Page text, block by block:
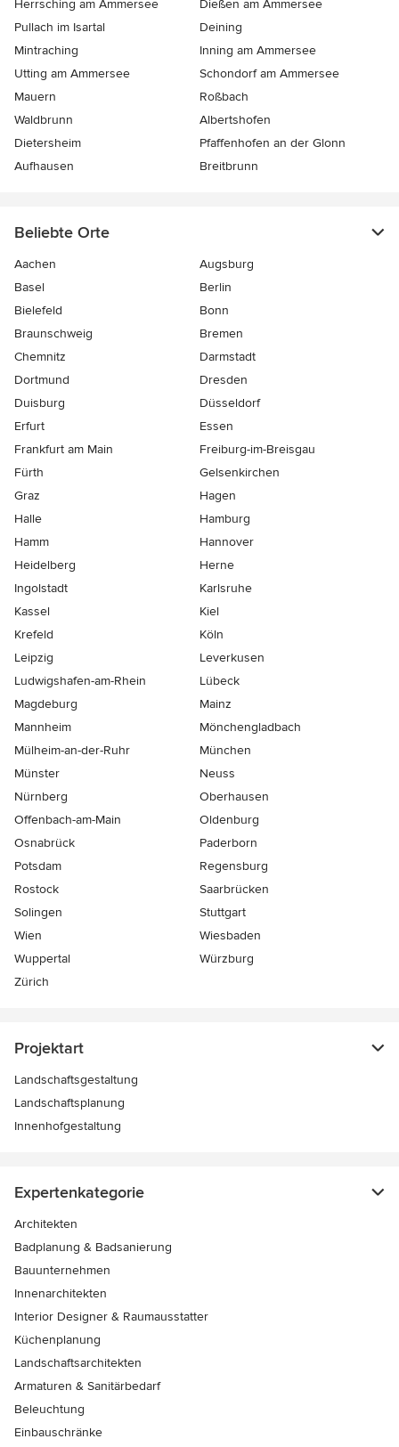
Herrsching am Ammersee
Dießen am Ammersee
Pullach im Isartal
Deining
Mintraching
Inning am Ammersee
Utting am Ammersee
Schondorf am Ammersee
Mauern
Roßbach
Waldbrunn
Albertshofen
Dietersheim
Pfaffenhofen an der Glonn
Aufhausen
Breitbrunn
Beliebte Orte
Aachen
Augsburg
Basel
Berlin
Bielefeld
Bonn
Braunschweig
Bremen
Chemnitz
Darmstadt
Dortmund
Dresden
Duisburg
Düsseldorf
Erfurt
Essen
Frankfurt am Main
Freiburg-im-Breisgau
Fürth
Gelsenkirchen
Graz
Hagen
Halle
Hamburg
Hamm
Hannover
Heidelberg
Herne
Ingolstadt
Karlsruhe
Kassel
Kiel
Krefeld
Köln
Leipzig
Leverkusen
Ludwigshafen-am-Rhein
Lübeck
Magdeburg
Mainz
Mannheim
Mönchen­gladbach
Mülheim-an-der-Ruhr
München
Münster
Neuss
Nürnberg
Oberhausen
Offenbach-am-Main
Oldenburg
Osnabrück
Paderborn
Potsdam
Regensburg
Rostock
Saarbrücken
Solingen
Stuttgart
Wien
Wiesbaden
Wuppertal
Würzburg
Zürich
Projektart
Landschaftsgestaltung
Landschaftsplanung
Innenhofgestaltung
Expertenkategorie
Architekten
Badplanung & Badsanierung
Bauunternehmen
Innenarchitekten
Interior Designer & Raumausstatter
Küchenplanung
Landschaftsarchitekten
Armaturen & Sanitärbedarf
Beleuchtung
Einbauschränke